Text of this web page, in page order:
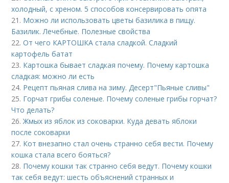
холодный, с хреном. 5 способов консервировать опята
21. Можно ли использовать цветы базилика в пищу.
Базилик. Лечебные. Полезные свойства
22.От чего КАРТОШКА стала сладкой. Сладкий
картофель батат
23. Картошка бывает сладкая почему. Почему картошка
сладкая: можно ли есть
24. Рецепт пьяная слива на зиму. Десерт"Пьяные сливы"
25. Горчат грибы соленые. Почему соленые грибы горчат?
Что делать?
26.Жмых из яблок из соковарки. Куда девать яблоки
после соковарки
27. Кот внезапно стал очень странно себя вести. Почему
кошка стала всего бояться?
28. Почему кошки так странно себя ведут. Почему кошки
так себя ведут: шесть объяснений странных и